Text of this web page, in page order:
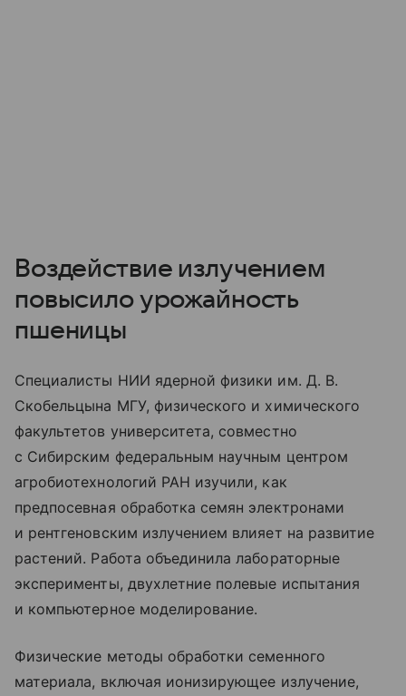
Воздействие излучением
повысило урожайность
пшеницы
Специалисты НИИ ядерной физики им. Д. В.
Скобельцына МГУ, физического и химического
факультетов университета, совместно
с Сибирским федеральным научным центром
агробиотехнологий РАН изучили, как
предпосевная обработка семян электронами
и рентгеновским излучением влияет на развитие
растений. Работа объединила лабораторные
эксперименты, двухлетние полевые испытания
и компьютерное моделирование.
Физические методы обработки семенного
материала, включая ионизирующее излучение,